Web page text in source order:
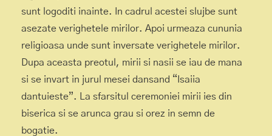
sunt logoditi inainte. In cadrul acestei slujbe sunt
asezate verighetele mirilor. Apoi urmeaza cununia
religioasa unde sunt inversate verighetele mirilor.
Dupa aceasta preotul, mirii si nasii se iau de mana
si se invart in jurul mesei dansand “Isaiia
dantuieste”. La sfarsitul ceremoniei mirii ies din
biserica si se arunca grau si orez in semn de
bogatie.